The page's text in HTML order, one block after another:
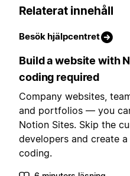
Relaterat innehåll
Besök hjälpcentret
Build a website with
coding required
Company websites,
and portfolios — you
Notion Sites. Skip the
developers and create
coding.